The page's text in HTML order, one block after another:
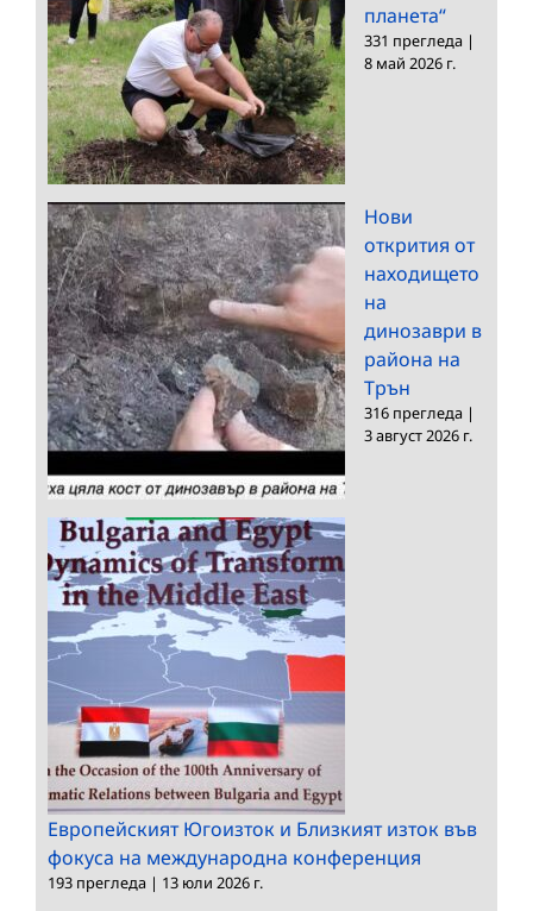
планета“
331 прегледа |
8 май 2026 г.
Нови
открития от
находището
на
динозаври в
района на
Трън
316 прегледа |
3 август 2026 г.
Европейският Югоизток и Близкият изток във
фокуса на международна конференция
193 прегледа | 13 юли 2026 г.